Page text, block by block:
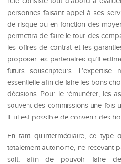
personnes faisant appel à ses
de risque ou en fonction des
permettra de faire le tour des
les offres de contrat et les
proposer les partenaires qu’il
futurs souscripteurs.
essentielle afin de faire les bons
décisions. Pour le rémunérer, les
souvent des commissions une fois
il lui est possible de convenir des
En tant qu’intermédiaire, ce type
totalement autonome, ne recevant
soit, afin de pouvoir faire